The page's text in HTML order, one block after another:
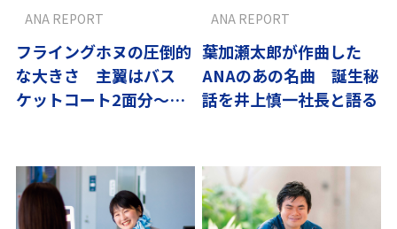
フライングホヌの圧倒的
な大きさ 主翼はバス
ケットコート2面分〜翼
ANA REPORT
葉加瀬太郎が作曲した
ANAのあの名曲 誕生秘
話を井上慎一社長と語る
ANA REPORT